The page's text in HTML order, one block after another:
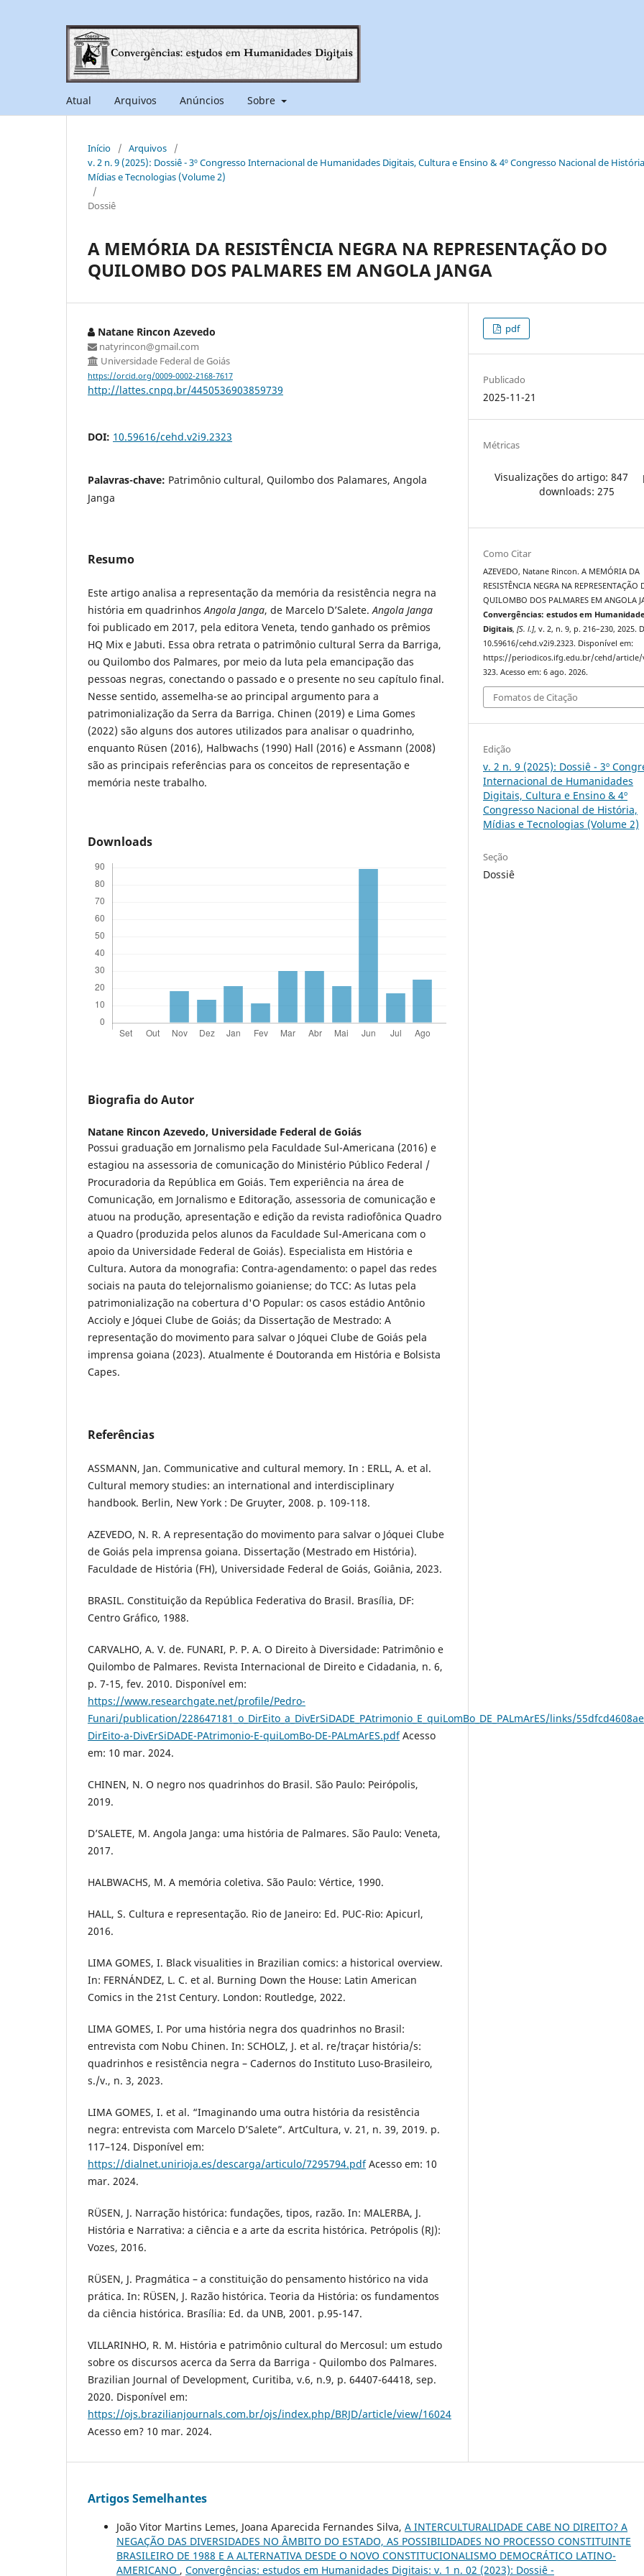
Atual Arquivos Anúncios Sobre
Início / Arquivos
/
v. 2 n. 9 (2025): Dossiê - 3º Congresso Internacional de Humanidades Digitais, Cultura e Ensino & 4º Congresso Nacional de
Mídias e Tecnologias (Volume 2)
/
Dossiê
A MEMÓRIA DA RESISTÊNCIA NEGRA NA REPRESENTAÇÃO DO
QUILOMBO DOS PALMARES EM ANGOLA JANGA
Natane Rincon Azevedo
natyrincon@gmail.com
Universidade Federal de Goiás
https://orcid.org/0009-0002-2168-7617
http://lattes.cnpq.br/4450536903859739
DOI: 10.59616/cehd.v2i9.2323
Palavras-chave: Patrimônio cultural, Quilombo dos Palamares, Angola
Janga
Resumo
Este artigo analisa a representação da memória da resistência negra na
história em quadrinhosAngola Janga, de Marcelo D’Salete.Angola Janga
foi publicado em 2017, pela editora Veneta, tendo ganhado os prêmios
HQ Mix e Jabuti. Essa obra retrata o patrimônio cultural Serra da Barriga,
ou Quilombo dos Palmares, por meio da luta pela emancipação das
pessoas negras, conectando o passado e o presente no seu capítulo final.
Nesse sentido, assemelha-se ao principal argumento para a
patrimonialização da Serra da Barriga. Chinen (2019) e Lima Gomes
(2022) são alguns dos autores utilizados para analisar o quadrinho,
enquanto Rüsen (2016), Halbwachs (1990) Hall (2016) e Assmann (2008)
são as principais referências para os conceitos de representação e
memória neste trabalho.
Downloads
Biografia do Autor
Natane Rincon Azevedo, Universidade Federal de Goiás
Possui graduação em Jornalismo pela Faculdade Sul-Americana (2016) e
estagiou na assessoria de comunicação do Ministério Público Federal /
Procuradoria da República em Goiás. Tem experiência na área de
Comunicação, em Jornalismo e Editoração, assessoria de comunicação e
atuou na produção, apresentação e edição da revista radiofônica Quadro
a Quadro (produzida pelos alunos da Faculdade Sul-Americana com o
apoio da Universidade Federal de Goiás). Especialista em História e
Cultura. Autora da monografia: Contra-agendamento: o papel das redes
sociais na pauta do telejornalismo goianiense; do TCC: As lutas pela
patrimonialização na cobertura d'O Popular: os casos estádio Antônio
Accioly e Jóquei Clube de Goiás; da Dissertação de Mestrado: A
representação do movimento para salvar o Jóquei Clube de Goiás pela
imprensa goiana (2023). Atualmente é Doutoranda em História e Bolsista
Capes.
Referências
ASSMANN, Jan. Communicative and cultural memory. In : ERLL, A. et al.
Cultural memory studies: an international and interdisciplinary
handbook. Berlin, New York : De Gruyter, 2008. p. 109-118.
AZEVEDO, N. R. A representação do movimento para salvar o Jóquei Clube
de Goiás pela imprensa goiana. Dissertação (Mestrado em História).
Faculdade de História (FH), Universidade Federal de Goiás, Goiânia, 2023.
BRASIL. Constituição da República Federativa do Brasil. Brasília, DF:
Centro Gráfico, 1988.
CARVALHO, A. V. de. FUNARI, P. P. A. O Direito à Diversidade: Patrimônio e
Quilombo de Palmares. Revista Internacional de Direito e Cidadania, n. 6,
p. 7-15, fev. 2010. Disponível em:
https://www.researchgate.net/profile/Pedro-
Funari/publication/228647181_o_DirEito_a_DivErSiDADE_PAtrimonio_E_quiLomBo_DE_PALmArES/links/
DirEito-a-DivErSiDADE-PAtrimonio-E-quiLomBo-DE-PALmArES.pdfAcesso
em: 10 mar. 2024.
CHINEN, N. O negro nos quadrinhos do Brasil. São Paulo: Peirópolis,
2019.
D’SALETE, M. Angola Janga: uma história de Palmares. São Paulo: Veneta,
2017.
HALBWACHS, M. A memória coletiva. São Paulo: Vértice, 1990.
HALL, S. Cultura e representação. Rio de Janeiro: Ed. PUC-Rio: Apicurl,
2016.
LIMA GOMES, I. Black visualities in Brazilian comics: a historical overview.
In: FERNÁNDEZ, L. C. et al. Burning Down the House: Latin American
Comics in the 21st Century. London: Routledge, 2022.
LIMA GOMES, I. Por uma história negra dos quadrinhos no Brasil:
entrevista com Nobu Chinen. In: SCHOLZ, J. et al. re/traçar história/s:
quadrinhos e resistência negra – Cadernos do Instituto Luso-Brasileiro,
s./v., n. 3, 2023.
LIMA GOMES, I. et al. “Imaginando uma outra história da resistência
negra: entrevista com Marcelo D’Salete”. ArtCultura, v. 21, n. 39, 2019. p.
117–124. Disponível em:
https://dialnet.unirioja.es/descarga/articulo/7295794.pdfAcesso em: 10
mar. 2024.
RÜSEN, J. Narração histórica: fundações, tipos, razão. In: MALERBA, J.
História e Narrativa: a ciência e a arte da escrita histórica. Petrópolis (RJ):
Vozes, 2016.
RÜSEN, J. Pragmática – a constituição do pensamento histórico na vida
prática. In: RÜSEN, J. Razão histórica. Teoria da História: os fundamentos
da ciência histórica. Brasília: Ed. da UNB, 2001. p.95-147.
VILLARINHO, R. M. História e patrimônio cultural do Mercosul: um estudo
sobre os discursos acerca da Serra da Barriga - Quilombo dos Palmares.
Brazilian Journal of Development, Curitiba, v.6, n.9, p. 64407-64418, sep.
2020. Disponível em:
https://ojs.brazilianjournals.com.br/ojs/index.php/BRJD/article/view/16024
Acesso em? 10 mar. 2024.
pdf
Publicado
2025-11-21
Métricas
Visualizações do artigo: 847
downloads: 275
Como Citar
AZEVEDO, Natane Rincon. A MEMÓRIA DA
RESISTÊNCIA NEGRA NA REPRESENTAÇÃO
QUILOMBO DOS PALMARES EM ANGOLA
Convergências: estudos em
Digitais,[S. l.], v. 2, n. 9, p. 216–230, 2025.
10.59616/cehd.v2i9.2323. Disponível em:
https://periodicos.ifg.edu.br/cehd/
323. Acesso em: 6 ago. 2026.
Fomatos de Citação
Edição
v. 2 n. 9 (2025): Dossiê - 3º
Internacional de Humanidades
Digitais, Cultura e Ensino & 4º
Congresso Nacional de História,
Mídias e Tecnologias (Volume 2)
Seção
Dossiê
Artigos Semelhantes
João Vitor Martins Lemes, Joana Aparecida Fernandes Silva, A INTERCULTURALIDADE CABE NO DIREITO? A
NEGAÇÃO DAS DIVERSIDADES NO ÂMBITO DO ESTADO, AS POSSIBILIDADES NO PROCESSO CONSTITUINTE
BRASILEIRO DE 1988 E A ALTERNATIVA DESDE O NOVO CONSTITUCIONALISMO DEMOCRÁTICO LATINO-
AMERICANO , Convergências: estudos em Humanidades Digitais: v. 1 n. 02 (2023): Dossiê -